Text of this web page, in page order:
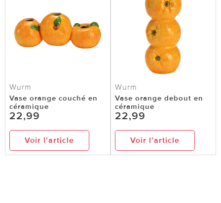
Wurm
Vase orange couché en
céramique
22,99
Voir l’article
Wurm
Vase orange debout en
céramique
22,99
Voir l’article